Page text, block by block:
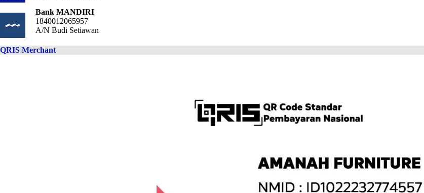
Bank MANDIRI
1840012065957
A/N Budi Setiawan
QRIS Merchant